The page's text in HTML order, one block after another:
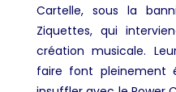
Cartelle, sous la
Ziquettes, qui
création musicale.
faire font pleinement